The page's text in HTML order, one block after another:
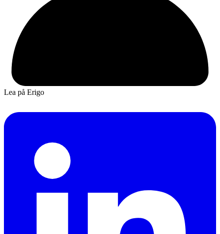
Lea på Erigo